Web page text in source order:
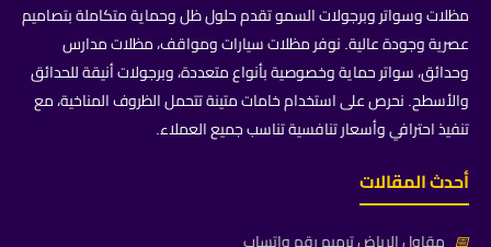
مظلات وسواتر وبرجولات السمو تقدم حلول ظل وحماية متكاملة بتصاميم
عصرية وجودة عالية. نوفر مظلات سيارات ومواقف، مظلات مدارس
وحدائق، سواتر حماية وخصوصية بأنواع متعددة، وبرجولات أنيقة للحدائق
والأسطح. نحرص على استخدام خامات متينة تتحمل الظروف المناخية، مع
تنفيذ احترافي وأسعار تنافسية تناسب جميع العملاء.
أحدث المقالات